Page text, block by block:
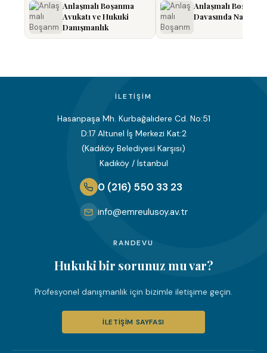
Anlaşmalı Boşanma
Avukatı ve Hukuki
Danışmanlık
Anlaşmalı Boşanma
Davasında Nafaka
İLETIŞIM
Hasanpaşa Mh. Kurbağalıdere Cd. No:51
D:17 Altunel İş Merkezi Kat:2
(Kadıköy Belediyesi Karşısı)
Kadıköy / İstanbul
0 (216) 550 33 23
info@emreulusoy.av.tr
RANDEVU
Hukuki bir sorunuz mu var?
Profesyonel danışmanlık için bizimle iletişime geçin.
İLETIŞIM SAYFASI